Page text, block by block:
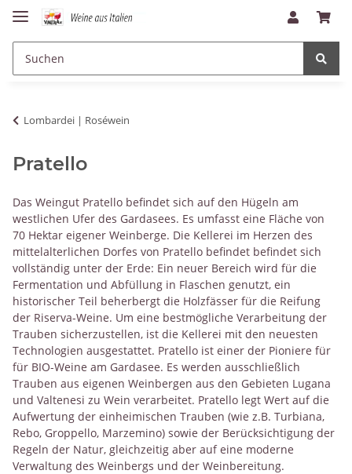
Lombardei | Roséwein
Pratello
Das Weingut Pratello befindet sich auf den Hügeln am
westlichen Ufer des Gardasees. Es umfasst eine Fläche von
70 Hektar eigener Weinberge. Die Kellerei im Herzen des
mittelalterlichen Dorfes von Pratello befindet befindet sich
vollständig unter der Erde: Ein neuer Bereich wird für die
Fermentation und Abfüllung in Flaschen genutzt, ein
historischer Teil beherbergt die Holzfässer für die Reifung
der Riserva-Weine. Um eine bestmögliche Verarbeitung der
Trauben sicherzustellen, ist die Kellerei mit den neuesten
Technologien ausgestattet. Pratello ist einer der Pioniere für
für BIO-Weine am Gardasee. Es werden ausschließlich
Trauben aus eigenen Weinbergen aus den Gebieten Lugana
und Valtenesi zu Wein verarbeitet. Pratello legt Wert auf die
Aufwertung der einheimischen Trauben (wie z.B. Turbiana,
Rebo, Groppello, Marzemino) sowie der Berücksichtigung der
Regeln der Natur, gleichzeitig aber auf eine moderne
Verwaltung des Weinbergs und der Weinbereitung.